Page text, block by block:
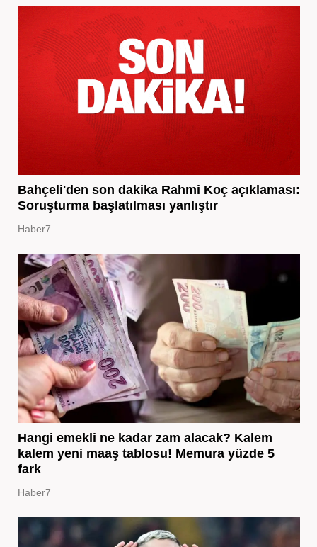
Bahçeli'den son dakika Rahmi Koç açıklaması:
Soruşturma başlatılması yanlıştır
Haber7
Hangi emekli ne kadar zam alacak? Kalem
kalem yeni maaş tablosu! Memura yüzde 5
fark
Haber7